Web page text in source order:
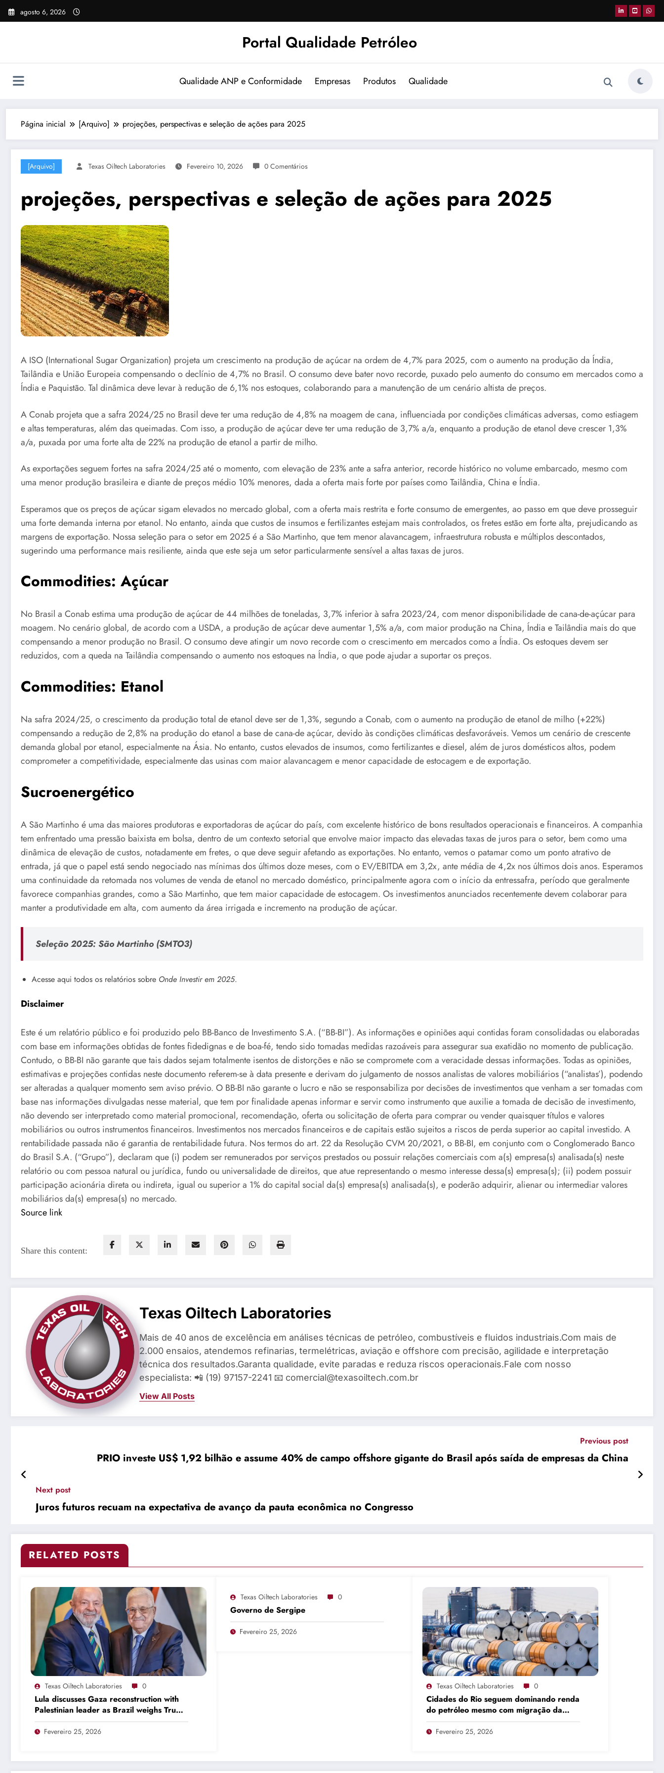
Pular
para
agosto 6, 2026
Portal Qualidade Petróleo
Qualidade ANP e Conformidade Empresas Produtos Qualidade
Página inicial [Arquivo] projeções, perspectivas e seleção de ações para 2025
[Arquivo] Texas Oiltech Laboratories Fevereiro 10, 2026 0 Comentários
projeções, perspectivas e seleção de ações para 2025
A ISO (International Sugar Organization) projeta um crescimento na produção de açúcar na ordem de 4,7% para 2025, com o aumento na produção da Índia,
Tailândia e União Europeia compensando o declínio de 4,7% no Brasil. O consumo deve bater novo recorde, puxado pelo aumento do consumo em mercados como a
Índia e Paquistão. Tal dinâmica deve levar à redução de 6,1% nos estoques, colaborando para a manutenção de um cenário altista de preços.
A Conab projeta que a safra 2024/25 no Brasil deve ter uma redução de 4,8% na moagem de cana, influenciada por condições climáticas adversas, como estiagem
e altas temperaturas, além das queimadas. Com isso, a produção de açúcar deve ter uma redução de 3,7% a/a, enquanto a produção de etanol deve crescer 1,3%
a/a, puxada por uma forte alta de 22% na produção de etanol a partir de milho.
As exportações seguem fortes na safra 2024/25 até o momento, com elevação de 23% ante a safra anterior, recorde histórico no volume embarcado, mesmo com
uma menor produção brasileira e diante de preços médio 10% menores, dada a oferta mais forte por países como Tailândia, China e Índia.
Esperamos que os preços de açúcar sigam elevados no mercado global, com a oferta mais restrita e forte consumo de emergentes, ao passo em que deve prosseguir
uma forte demanda interna por etanol. No entanto, ainda que custos de insumos e fertilizantes estejam mais controlados, os fretes estão em forte alta, prejudicando as
margens de exportação. Nossa seleção para o setor em 2025 é a São Martinho, que tem menor alavancagem, infraestrutura robusta e múltiplos descontados,
sugerindo uma performance mais resiliente, ainda que este seja um setor particularmente sensível a altas taxas de juros.
Commodities: Açúcar
No Brasil a Conab estima uma produção de açúcar de 44 milhões de toneladas, 3,7% inferior à safra 2023/24, com menor disponibilidade de cana-de-açúcar para
moagem. No cenário global, de acordo com a USDA, a produção de açúcar deve aumentar 1,5% a/a, com maior produção na China, Índia e Tailândia mais do que
compensando a menor produção no Brasil. O consumo deve atingir um novo recorde com o crescimento em mercados como a Índia. Os estoques devem ser
reduzidos, com a queda na Tailândia compensando o aumento nos estoques na Índia, o que pode ajudar a suportar os preços.
Commodities: Etanol
Na safra 2024/25, o crescimento da produção total de etanol deve ser de 1,3%, segundo a Conab, com o aumento na produção de etanol de milho (+22%)
compensando a redução de 2,8% na produção do etanol a base de cana-de açúcar, devido às condições climáticas desfavoráveis. Vemos um cenário de crescente
demanda global por etanol, especialmente na Ásia. No entanto, custos elevados de insumos, como fertilizantes e diesel, além de juros domésticos altos, podem
comprometer a competitividade, especialmente das usinas com maior alavancagem e menor capacidade de estocagem e de exportação.
Sucroenergético
A São Martinho é uma das maiores produtoras e exportadoras de açúcar do país, com excelente histórico de bons resultados operacionais e financeiros. A companhia
tem enfrentado uma pressão baixista em bolsa, dentro de um contexto setorial que envolve maior impacto das elevadas taxas de juros para o setor, bem como uma
dinâmica de elevação de custos, notadamente em fretes, o que deve seguir afetando as exportações. No entanto, vemos o patamar como um ponto atrativo de
entrada, já que o papel está sendo negociado nas mínimas dos últimos doze meses, com o EV/EBITDA em 3,2x, ante média de 4,2x nos últimos dois anos. Esperamos
uma continuidade da retomada nos volumes de venda de etanol no mercado doméstico, principalmente agora com o início da entressafra, período que geralmente
favorece companhias grandes, como a São Martinho, que tem maior capacidade de estocagem. Os investimentos anunciados recentemente devem colaborar para
manter a produtividade em alta, com aumento da área irrigada e incremento na produção de açúcar.
Seleção 2025:São Martinho (SMTO3)
Acesse aqui todos os relatórios sobre Onde Investir em 2025.
Disclaimer
Este é um relatório público e foi produzido pelo BB-Banco de Investimento S.A. (“BB-BI”). As informações e opiniões aqui contidas foram consolidadas ou elaboradas
com base em informações obtidas de fontes fidedignas e de boa-fé, tendo sido tomadas medidas razoáveis para assegurar sua exatidão no momento de publicação.
Contudo, o BB-BI não garante que tais dados sejam totalmente isentos de distorções e não se compromete com a veracidade dessas informações. Todas as opiniões,
estimativas e projeções contidas neste documento referem-se à data presente e derivam do julgamento de nossos analistas de valores mobiliários (“analistas’), podendo
ser alteradas a qualquer momento sem aviso prévio. O BB-BI não garante o lucro e não se responsabiliza por decisões de investimentos que venham a ser tomadas com
base nas informações divulgadas nesse material, que tem por finalidade apenas informar e servir como instrumento que auxilie a tomada de decisão de investimento,
não devendo ser interpretado como material promocional, recomendação, oferta ou solicitação de oferta para comprar ou vender quaisquer títulos e valores
mobiliários ou outros instrumentos financeiros. Investimentos nos mercados financeiros e de capitais estão sujeitos a riscos de perda superior ao capital investido. A
rentabilidade passada não é garantia de rentabilidade futura. Nos termos do art. 22 da Resolução CVM 20/2021, o BB-BI, em conjunto com o Conglomerado Banco
do Brasil S.A. (“Grupo”), declaram que (i) podem ser remunerados por serviços prestados ou possuir relações comerciais com a(s) empresa(s) analisada(s) neste
relatório ou com pessoa natural ou jurídica, fundo ou universalidade de direitos, que atue representando o mesmo interesse dessa(s) empresa(s); (ii) podem possuir
participação acionária direta ou indireta, igual ou superior a 1% do capital social da(s) empresa(s) analisada(s), e poderão adquirir, alienar ou intermediar valores
mobiliários da(s) empresa(s) no mercado.
Source link
Share this content:
Texas Oiltech Laboratories
Mais de 40 anos de excelência em análises técnicas de petróleo, combustíveis e fluidos industriais.Com mais de
2.000 ensaios, atendemos refinarias, termelétricas, aviação e offshore com precisão, agilidade e interpretação
técnica dos resultados.Garanta qualidade, evite paradas e reduza riscos operacionais.Fale com nosso
especialista: 📲 (19) 97157-2241 📧 comercial@texasoiltech.com.br
View All Posts
Previous post
PRIO investe US$ 1,92 bilhão e assume 40% de campo offshore gigante do Brasil após saída de empresas da China
Next post
Juros futuros recuam na expectativa de avanço da pauta econômica no Congresso
RELATED POSTS
Texas Oiltech Laboratories 0
Lula discusses Gaza reconstruction with
Palestinian leader as Brazil weighs Trump
invitation
Fevereiro 25, 2026
Texas Oiltech Laboratories 0
Governo de Sergipe
Fevereiro 25, 2026
Texas Oiltech Laboratories 0
Cidades do Rio seguem dominando renda
do petróleo mesmo com migração da
produção
Fevereiro 25, 2026